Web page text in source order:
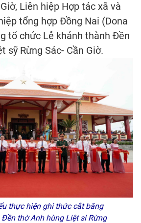
Liên hiệp Hợp tác xã và
tổng hợp Đồng Nai (Dona
tổ chức Lễ khánh thành Đền
sỹ Rừng Sác- Cần Giờ.
thực hiện ghi thức cắt băng
thờ Anh hùng Liệt si Rừng